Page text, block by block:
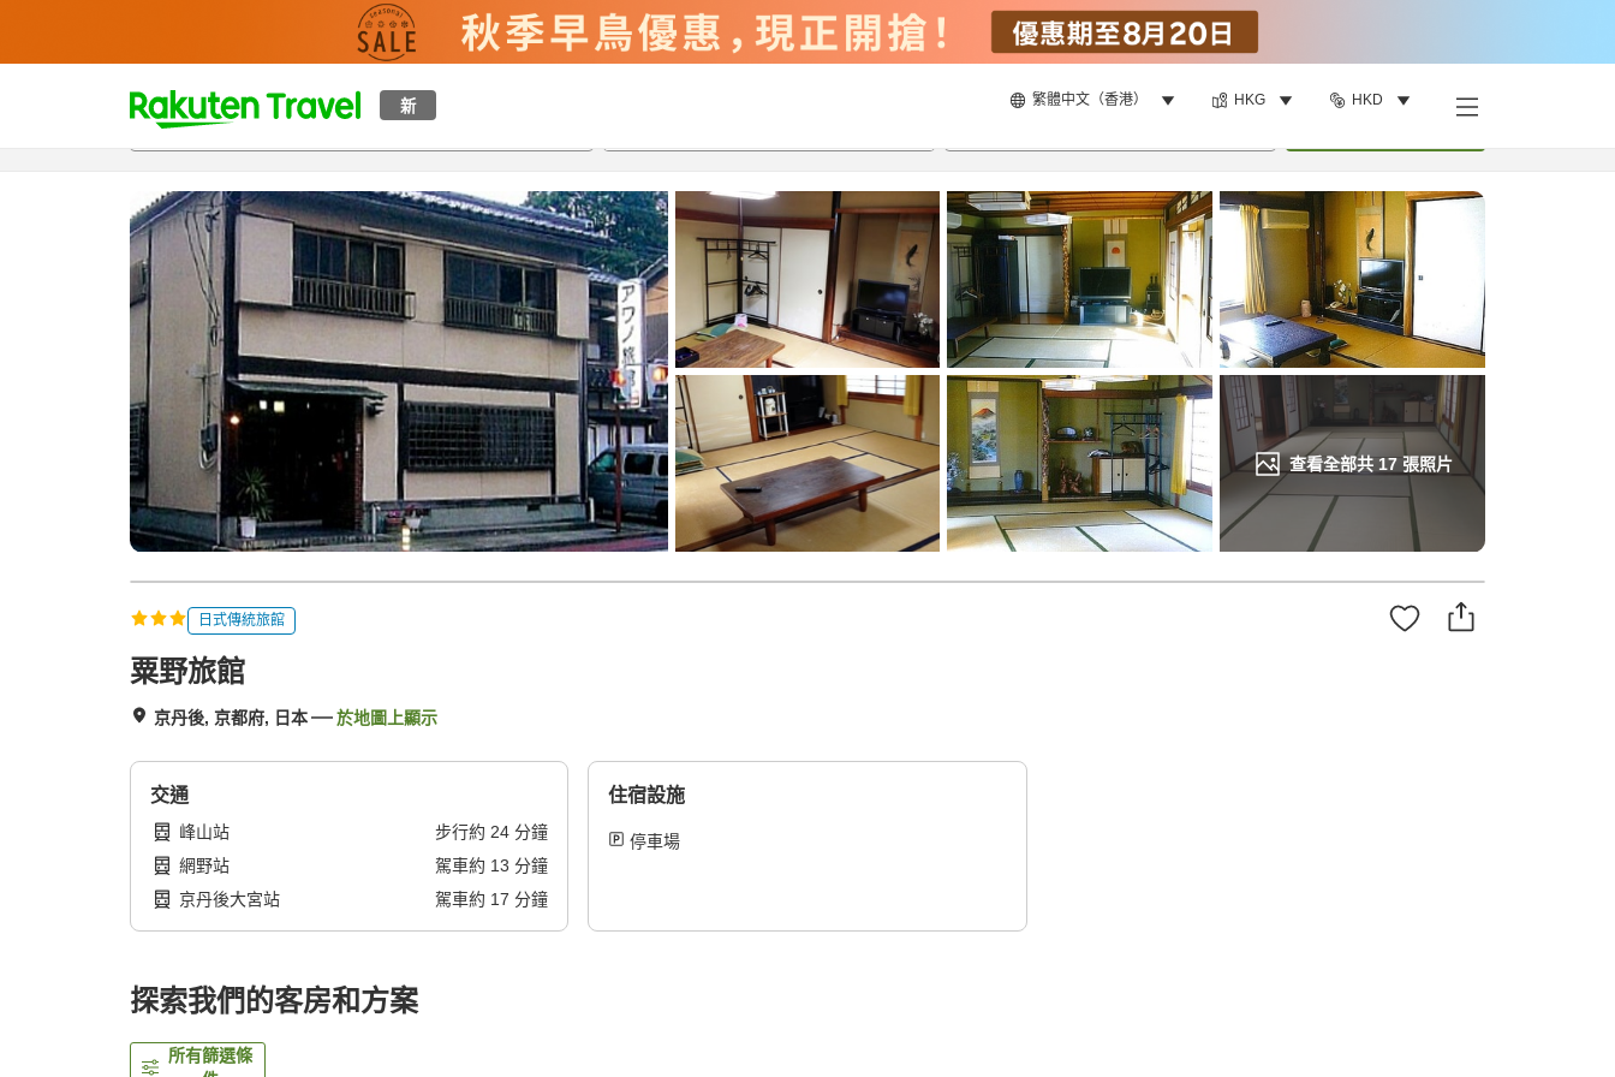
新 繁體中文（香港） HKG HKD
t
p
g
e
_
s
h
查看全部共 17張照片
概覽房間及住宿方案 評價設施
日式傳統旅館
粟野旅館
京丹後, 京都府, 日本 於地圖上顯示
交通
峰山站 步行約24 分鐘
網野站
駕車約 13 分鐘
京丹後大宮站
駕車約 17 分鐘
住宿設施
停車場
探索我們的客房和方案
所有篩選條